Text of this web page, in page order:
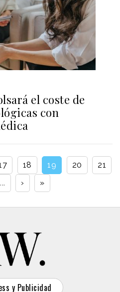
el coste de
con
18 19 20
21
... › »
y Publicidad